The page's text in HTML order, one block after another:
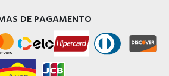
DE PAGAMENTO